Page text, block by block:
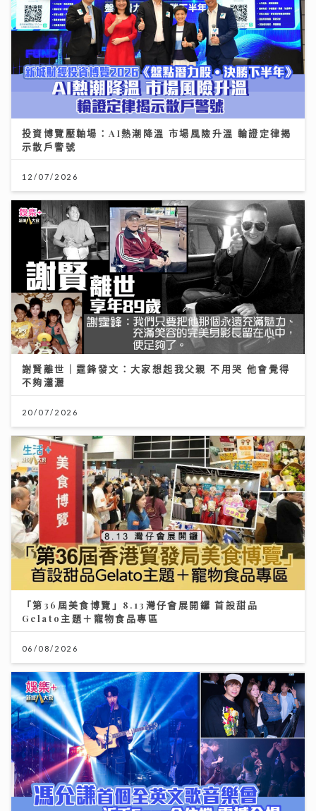
投資博覽壓軸場：AI熱潮降溫 市場風險升溫 輪證定律揭
示散戶警號
12/07/2026
謝賢離世｜霆鋒發文：大家想起我父親 不用哭 他會覺得
不夠瀟灑
20/07/2026
「第36屆美食博覽」8.13灣仔會展開鑼 首設甜品
Gelato主題＋寵物食品專區
06/08/2026